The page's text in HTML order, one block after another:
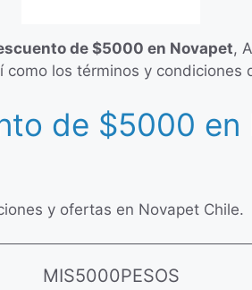
de $5000 en Novapet,
como los términos y condiciones
de $5000 en
y ofertas en Novapet Chile.
MIS5000PESOS